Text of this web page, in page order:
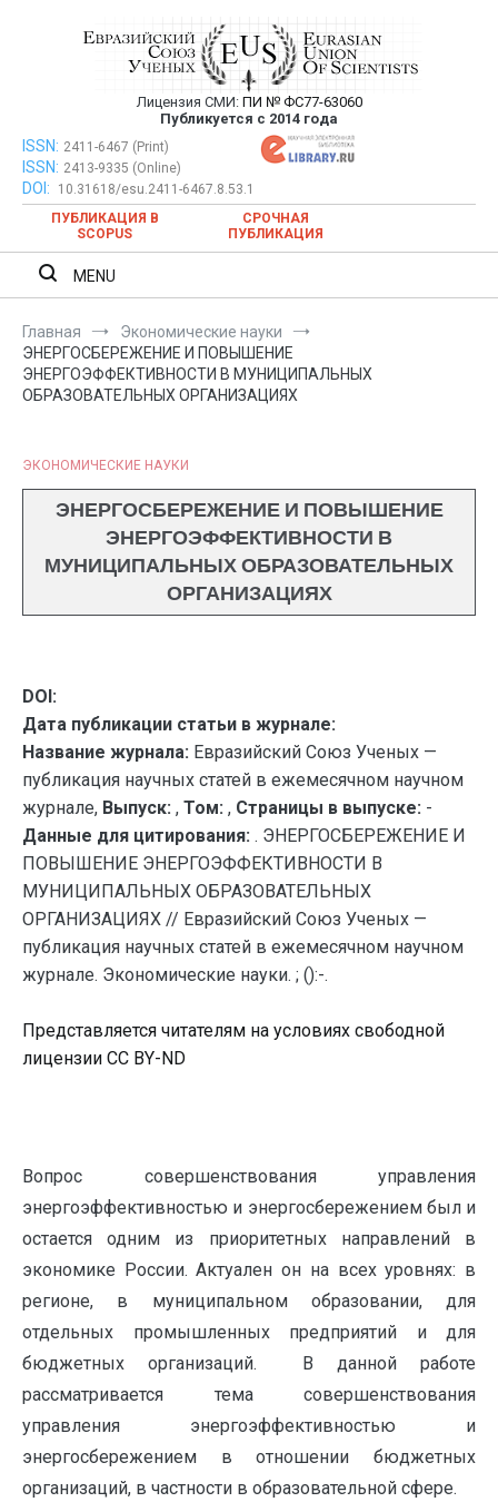
Евразийский Союз Ученых —
публикация научных статей в
ежемесячном научном журнале
Лицензия СМИ: ПИ № ФС77-63060
Публикуется с 2014 года
Евразийский Союз Ученых — публикация научных статей в
ежемесячном научном журнале
ISSN: 2411-6467 (Print)
ISSN: 2413-9335 (Online)
DOI:
10.31618/esu.2411-6467.8.53.1
ПУБЛИКАЦИЯ В
SCOPUS
СРОЧНАЯ
ПУБЛИКАЦИЯ
MENU
Главная
Экономические науки
ЭНЕРГОСБЕРЕЖЕНИЕ И ПОВЫШЕНИЕ
ЭНЕРГОЭФФЕКТИВНОСТИ В МУНИЦИПАЛЬНЫХ
ОБРАЗОВАТЕЛЬНЫХ ОРГАНИЗАЦИЯХ
ЭКОНОМИЧЕСКИЕ НАУКИ
ЭНЕРГОСБЕРЕЖЕНИЕ И ПОВЫШЕНИЕ
ЭНЕРГОЭФФЕКТИВНОСТИ В
МУНИЦИПАЛЬНЫХ ОБРАЗОВАТЕЛЬНЫХ
ОРГАНИЗАЦИЯХ
DOI:
Дата публикации статьи в журнале:
Название журнала: Евразийский Союз Ученых —
публикация научных статей в ежемесячном научном
журнале, Выпуск: , Том: , Страницы в выпуске: -
Данные для цитирования: . ЭНЕРГОСБЕРЕЖЕНИЕ И
ПОВЫШЕНИЕ ЭНЕРГОЭФФЕКТИВНОСТИ В
МУНИЦИПАЛЬНЫХ ОБРАЗОВАТЕЛЬНЫХ
ОРГАНИЗАЦИЯХ // Евразийский Союз Ученых —
публикация научных статей в ежемесячном научном
журнале. Экономические науки. ; ():-.
Представляется читателям на условиях свободной
лицензии CC BY-ND
Вопрос совершенствования управления
энергоэффективностью и энергосбережением был и
остается одним из приоритетных направлений в
экономике России. Актуален он на всех уровнях: в
регионе, в муниципальном образовании, для
отдельных промышленных предприятий и для
бюджетных организаций. В данной работе
рассматривается тема совершенствования
управления энергоэффективностью и
энергосбережением в отношении бюджетных
организаций, в частности в образовательной сфере.